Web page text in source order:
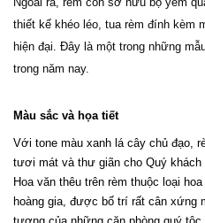
thiết kế khéo léo, tua rèm đính kèm
hiện đại. Đây là một trong những
trong năm nay.
Màu sắc và họa tiết
Với tone màu xanh lá cây chủ đạo,
tươi mát và thư giãn cho Quý khách
Hoa văn thêu trên rèm thuộc loại
hoàng gia, được bố trí rất cân xứng